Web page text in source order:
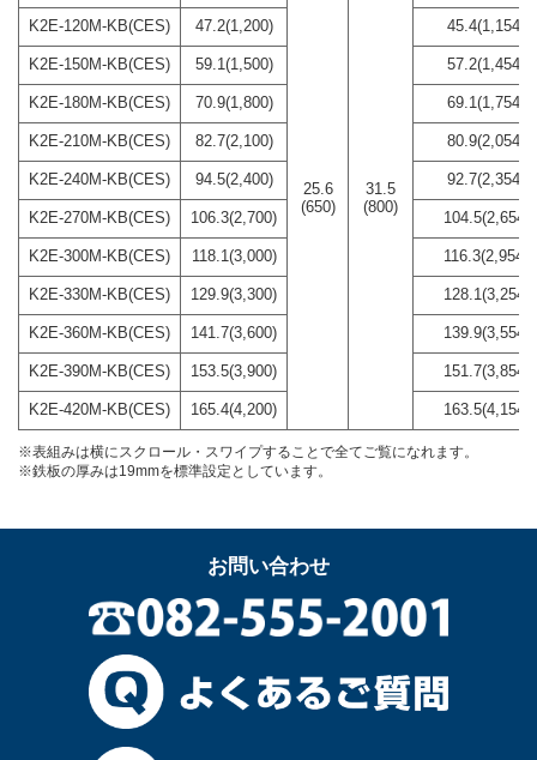
25.6
(650)
31.5
(800)
K2E-120M-KB(CES) 47.2(1,200) 45.4(1,154)
K2E-150M-KB(CES) 59.1(1,500) 57.2(1,454)
K2E-180M-KB(CES) 70.9(1,800) 69.1(1,754)
K2E-210M-KB(CES) 82.7(2,100) 80.9(2,054)
K2E-240M-KB(CES) 94.5(2,400) 92.7(2,354)
K2E-270M-KB(CES) 106.3(2,700) 104.5(2,654)
K2E-300M-KB(CES) 118.1(3,000) 116.3(2,954)
K2E-330M-KB(CES) 129.9(3,300) 128.1(3,254)
K2E-360M-KB(CES) 141.7(3,600) 139.9(3,554)
K2E-390M-KB(CES) 153.5(3,900) 151.7(3,854)
K2E-420M-KB(CES) 165.4(4,200) 163.5(4,154)
※表組みは横にスクロール・スワイプすることで全てご覧になれます。
※鉄板の厚みは19mmを標準設定としています。
お問い合わせ